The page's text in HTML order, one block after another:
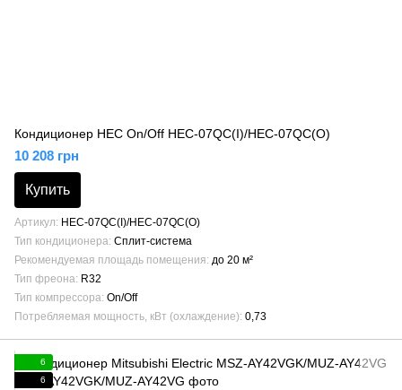
Кондиционер HEC On/Off HEC-07QC(I)/HEC-07QC(O)
10 208 грн
Купить
Артикул
HEC-07QC(I)/HEC-07QC(O)
Тип кондиционера Сплит-система
Рекомендуемая площадь помещения до 20 м²
Тип фреона R32
Тип компрессора On/Off
Потребляемая мощность, кВт (охлаждение) 0,73
6
6